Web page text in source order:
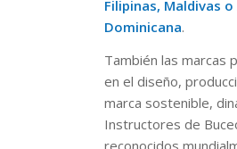
Filipinas, Maldivas
Dominicana.
También las marcas
en el diseño,
marca sostenible,
Instructores de
reconocidos